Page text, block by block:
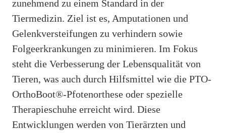
zunehmend zu einem Standard in der
Tiermedizin. Ziel ist es, Amputationen und
Gelenkversteifungen zu verhindern sowie
Folgeerkrankungen zu minimieren. Im Fokus
steht die Verbesserung der Lebensqualität von
Tieren, was auch durch Hilfsmittel wie die PTO-
OrthoBoot®-Pfotenorthese oder spezielle
Therapieschuhe erreicht wird. Diese
Entwicklungen werden von Tierärzten und